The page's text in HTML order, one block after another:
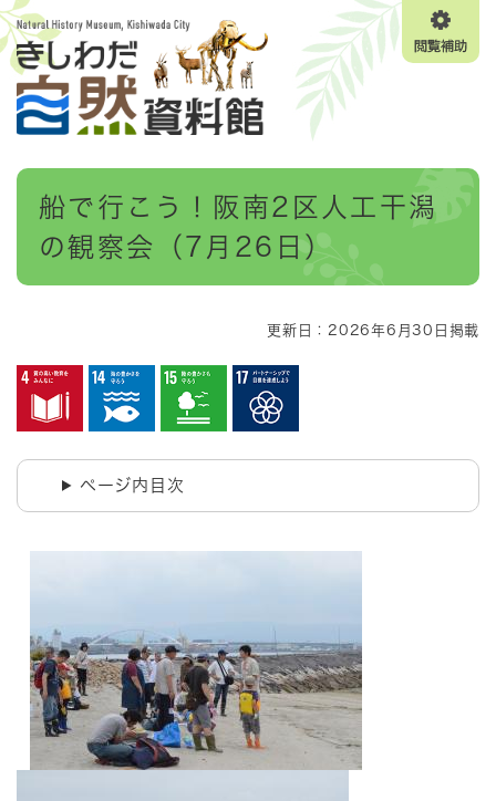
ペ
ー
ジ
メニューを飛ばして本文へ
閲
覧
本
船で行こう！阪南2区人工干潟
の観察会（7月26日）
更新日：2026年6月30日掲載
ページ内目次